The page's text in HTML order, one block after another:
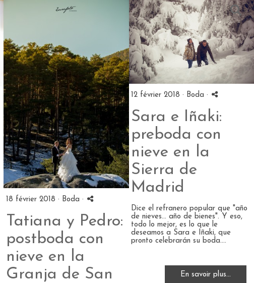
18 février 2018 · Boda ·
Tatiana y Pedro:
postboda con
nieve en la
Granja de San
12 février 2018 · Boda ·
Sara e Iñaki:
preboda con
nieve en la
Sierra de
Madrid
Dice el refranero popular que "año
de nieves... año de bienes". Y eso,
todo lo mejor, es lo que le
deseamos a Sara e Iñaki, que
pronto celebrarán su boda....
En savoir plus...